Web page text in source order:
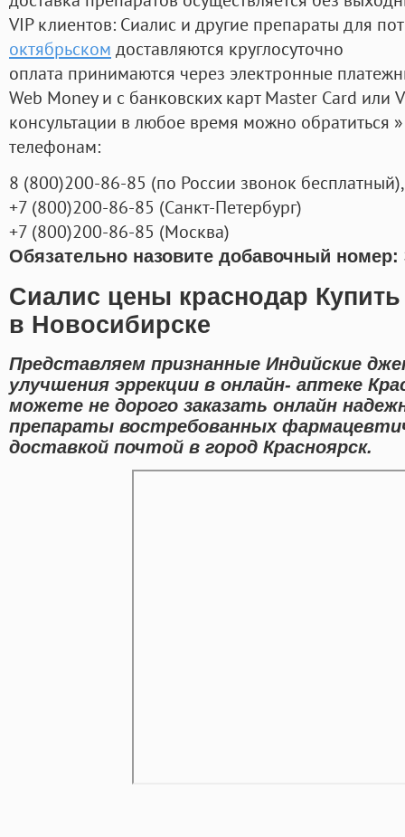
VIP клиентов: Сиалис и другие препараты для
октябрьском доставляются круглосуточно
оплата принимаются через электронные
Web Money и с банковских карт Master Card или
консультации в любое время можно обратиться
телефонам:
8 (800)200-86-85 (по России звонок бесплатный),
+7 (800)200-86-85 (Санкт-Петербург)
+7 (800)200-86-85 (Москва)
Обязательно назовите добавочный номер:
Сиалис цены краснодар
в Новосибирске
Представляем признанные Индийские
улучшения эррекции в онлайн- аптеке
можете не дорого заказать онлайн
препараты востребованных
доставкой почтой в город Красноярск.